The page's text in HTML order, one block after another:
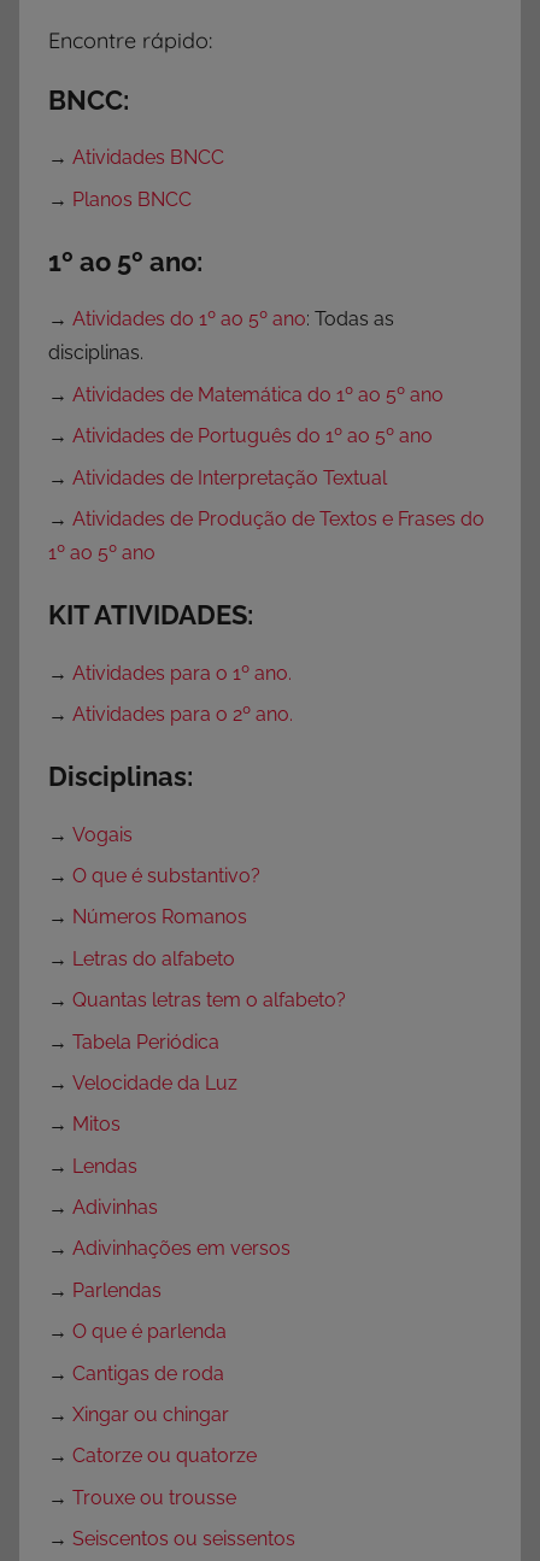
Encontre rápido:
BNCC:
→ Atividades BNCC
→ Planos BNCC
1º ao 5º ano:
→ Atividades do 1º ao 5º ano: Todas as
disciplinas.
→ Atividades de Matemática do 1º ao 5º ano
→ Atividades de Português do 1º ao 5º ano
→ Atividades de Interpretação Textual
→ Atividades de Produção de Textos e Frases do
1º ao 5º ano
KIT ATIVIDADES:
→ Atividades para o 1º ano.
→ Atividades para o 2º ano.
Disciplinas:
→ Vogais
→ O que é substantivo?
→ Números Romanos
→ Letras do alfabeto
→ Quantas letras tem o alfabeto?
→ Tabela Periódica
→ Velocidade da Luz
→ Mitos
→ Lendas
→ Adivinhas
→ Adivinhações em versos
→ Parlendas
→ O que é parlenda
→ Cantigas de roda
→ Xingar ou chingar
→ Catorze ou quatorze
→ Trouxe ou trousse
→ Seiscentos ou seissentos